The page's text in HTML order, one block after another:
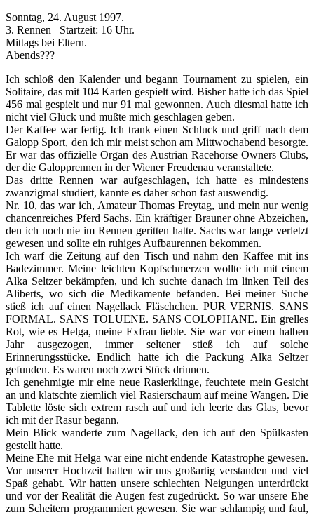
Sonntag, 24. August 1997.
3. Rennen Startzeit: 16 Uhr.
Mittags bei Eltern.
Abends???
Ich schloß den Kalender und begann Tournament zu spielen, ein
Solitaire, das mit 104 Karten gespielt wird. Bisher hatte ich das Spiel
456 mal gespielt und nur 91 mal gewonnen. Auch diesmal hatte ich
nicht viel Glück und mußte mich geschlagen geben.
Der Kaffee war fertig. Ich trank einen Schluck und griff nach dem
Galopp Sport, den ich mir meist schon am Mittwochabend besorgte.
Er war das offizielle Organ des Austrian Racehorse Owners Clubs,
der die Galopprennen in der Wiener Freudenau veranstaltete.
Das dritte Rennen war aufgeschlagen, ich hatte es mindestens
zwanzigmal studiert, kannte es daher schon fast auswendig.
Nr. 10, das war ich, Amateur Thomas Freytag, und mein nur wenig
chancenreiches Pferd Sachs. Ein kräftiger Brauner ohne Abzeichen,
den ich noch nie im Rennen geritten hatte. Sachs war lange verletzt
gewesen und sollte ein ruhiges Aufbaurennen bekommen.
Ich warf die Zeitung auf den Tisch und nahm den Kaffee mit ins
Badezimmer. Meine leichten Kopfschmerzen wollte ich mit einem
Alka Seltzer bekämpfen, und ich suchte danach im linken Teil des
Aliberts, wo sich die Medikamente befanden. Bei meiner Suche
stieß ich auf einen Nagellack Fläschchen. PUR VERNIS. SANS
FORMAL. SANS TOLUENE. SANS COLOPHANE. Ein grelles
Rot, wie es Helga, meine Exfrau liebte. Sie war vor einem halben
Jahr ausgezogen, immer seltener stieß ich auf solche
Erinnerungsstücke. Endlich hatte ich die Packung Alka Seltzer
gefunden. Es waren noch zwei Stück drinnen.
Ich genehmigte mir eine neue Rasierklinge, feuchtete mein Gesicht
an und klatschte ziemlich viel Rasierschaum auf meine Wangen. Die
Tablette löste sich extrem rasch auf und ich leerte das Glas, bevor
ich mit der Rasur begann.
Mein Blick wanderte zum Nagellack, den ich auf den Spülkasten
gestellt hatte.
Meine Ehe mit Helga war eine nicht endende Katastrophe gewesen.
Vor unserer Hochzeit hatten wir uns großartig verstanden und viel
Spaß gehabt. Wir hatten unsere schlechten Neigungen unterdrückt
und vor der Realität die Augen fest zugedrückt. So war unsere Ehe
zum Scheitern programmiert gewesen. Sie war schlampig und faul,